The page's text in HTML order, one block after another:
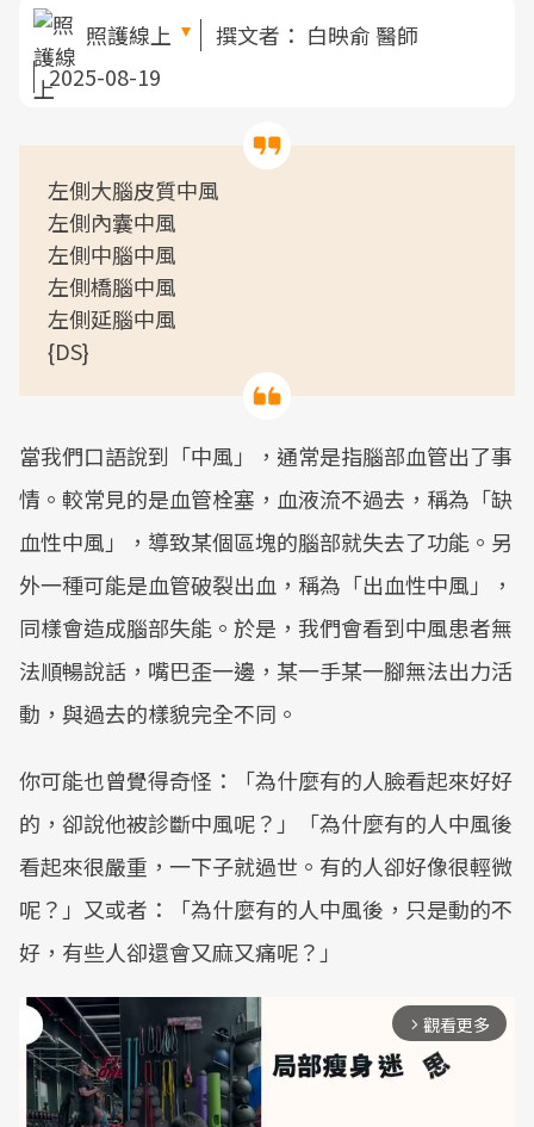
照護線上 撰文者： 白映俞 醫師
2025-08-19
左側大腦皮質中風
左側內囊中風
左側中腦中風
左側橋腦中風
左側延腦中風
{DS}
當我們口語說到「中風」，通常是指腦部血管出了事
情。較常見的是血管栓塞，血液流不過去，稱為「缺
血性中風」，導致某個區塊的腦部就失去了功能。另
外一種可能是血管破裂出血，稱為「出血性中風」，
同樣會造成腦部失能。於是，我們會看到中風患者無
法順暢說話，嘴巴歪一邊，某一手某一腳無法出力活
動，與過去的樣貌完全不同。
你可能也曾覺得奇怪：「為什麼有的人臉看起來好好
的，卻說他被診斷中風呢？」「為什麼有的人中風後
看起來很嚴重，一下子就過世。有的人卻好像很輕微
呢？」又或者：「為什麼有的人中風後，只是動的不
好，有些人卻還會又麻又痛呢？」
arrow_forward_ios 觀看更多